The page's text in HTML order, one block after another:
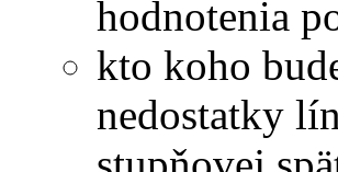
hodnotenia
kto koho
nedostatky